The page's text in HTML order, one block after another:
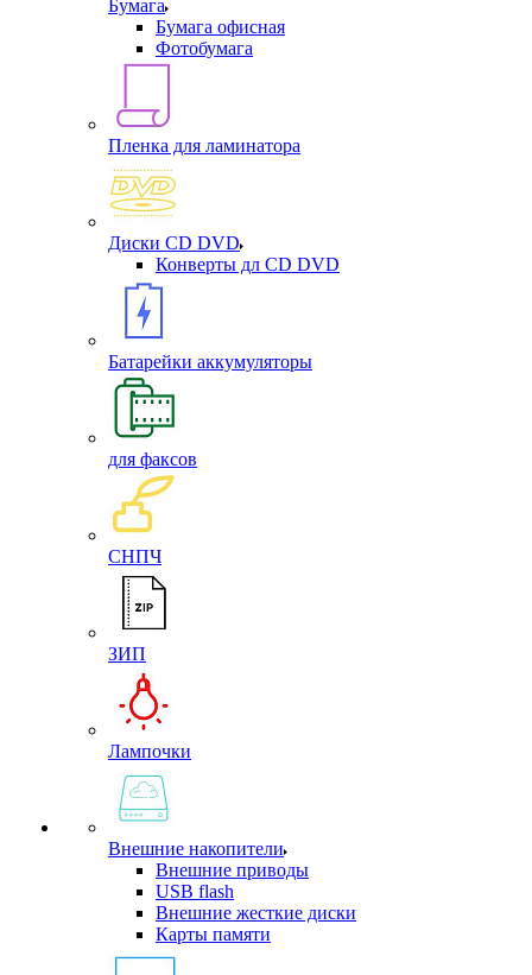
Бумага
Бумага офисная
Фотобумага
Пленка для ламинатора
Диски CD DVD
Конверты дл CD DVD
Батарейки аккумуляторы
для факсов
СНПЧ
ЗИП
Лампочки
Внешние накопители
Внешние приводы
USB flash
Внешние жесткие диски
Карты памяти